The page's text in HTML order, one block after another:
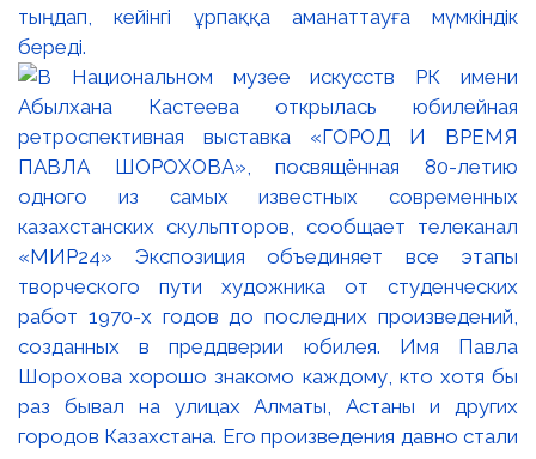
тыңдап, кейінгі ұрпаққа аманаттауға мүмкіндік
береді.